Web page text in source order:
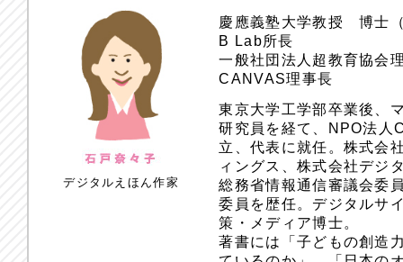
デジタルえほん作家
慶應義塾大学教授 博士
B Lab所長
一般社団法人超教育協会
CANVAS理事長
東京大学工学部卒業後、
研究員を経て、NPO法人
立、代表に就任。株式会
ィングス、株式会社デジ
総務省情報通信審議会委
委員を歴任。デジタルサ
策・メディア博士。
著書には「子どもの創造